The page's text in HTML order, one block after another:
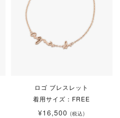
ロゴ ブレスレット
着用サイズ：FREE
¥16,500 (税込)